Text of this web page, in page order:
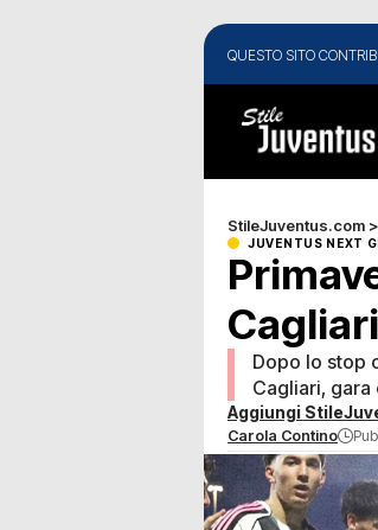
QUESTO SITO
StileJuventus.com >
JUVENTUS NEXT
Dopo lo stop
Cagliari,
Aggiungi
Carola Contino